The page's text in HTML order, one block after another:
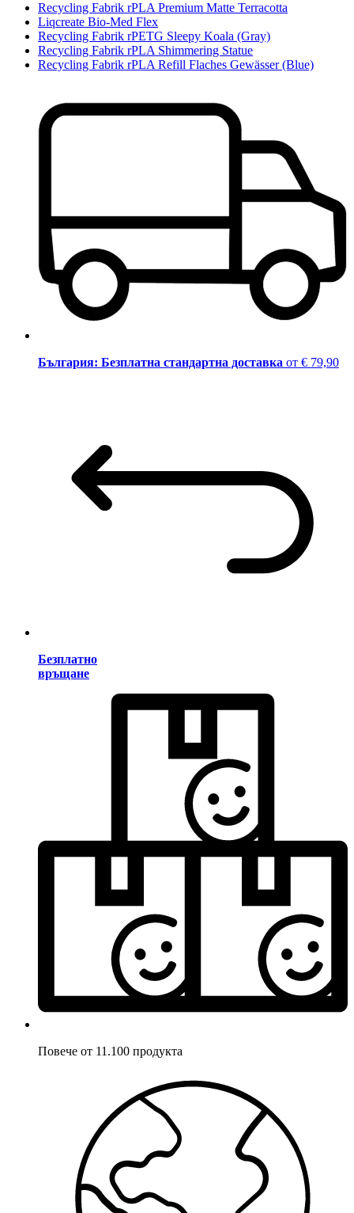
Recycling Fabrik rPLA Premium Matte Terracotta
Liqcreate Bio-Med Flex
Recycling Fabrik rPETG Sleepy Koala (Gray)
Recycling Fabrik rPLA Shimmering Statue
Recycling Fabrik rPLA Refill Flaches Gewässer (Blue)
България: Безплатна стандартна доставка от € 79,90
Безплатно
връщане
Повече от 11.100 продукта